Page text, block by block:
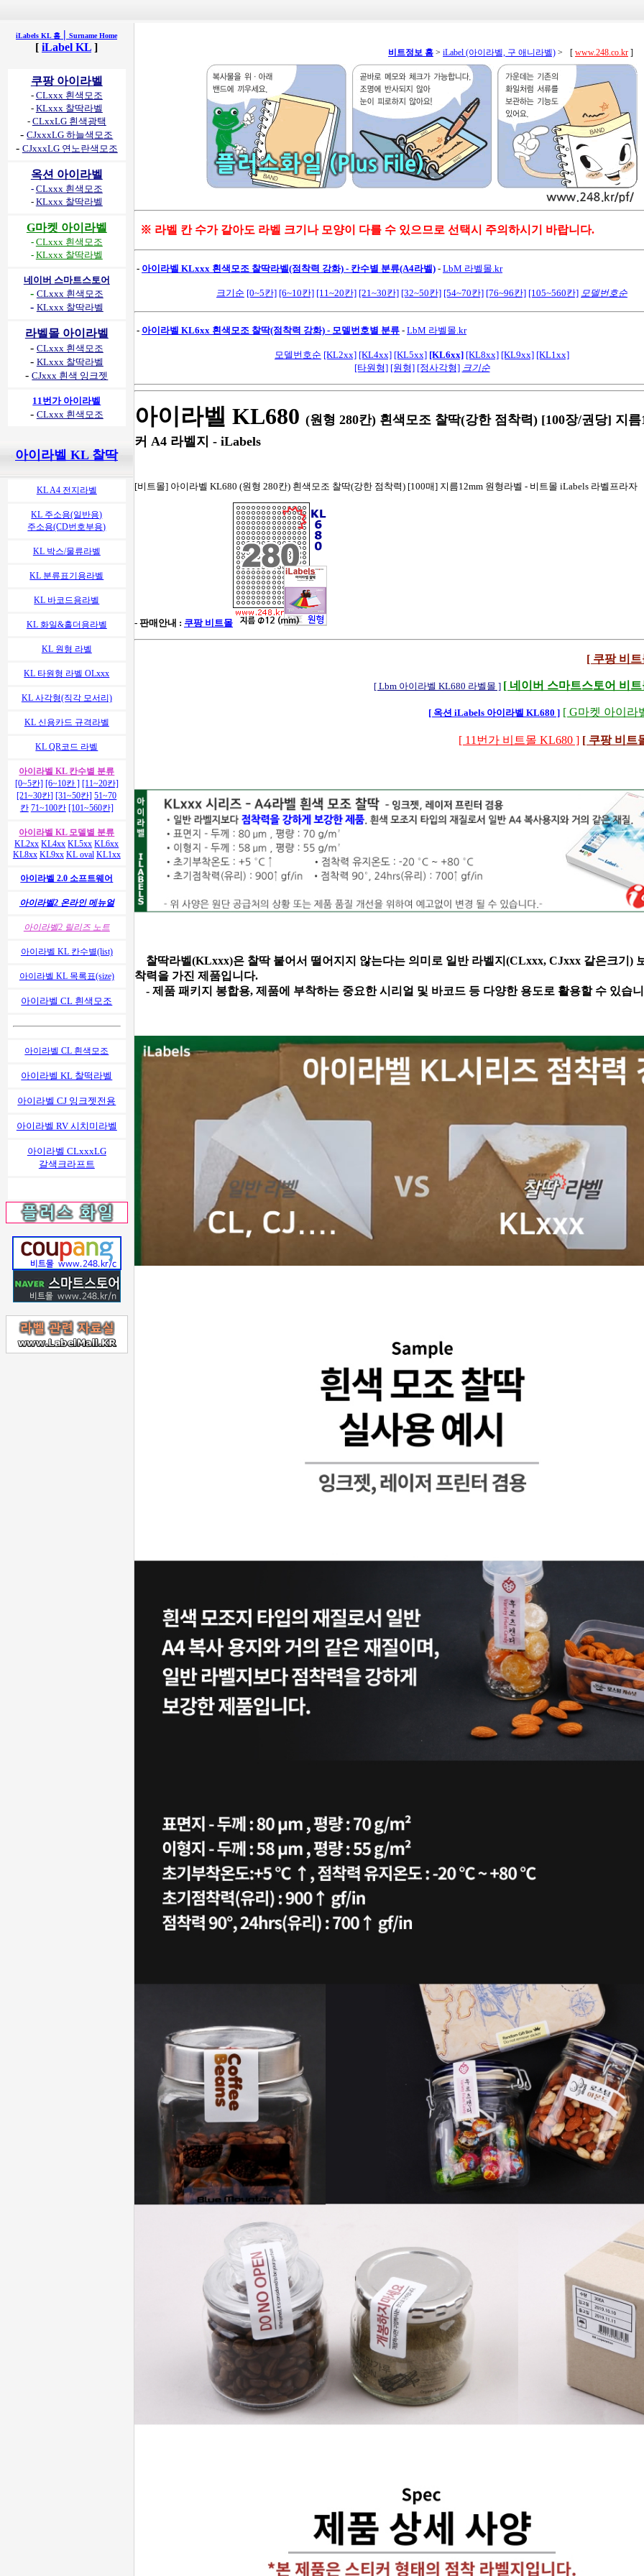
iLabels KL 홈 | Surname Home
[ iLabel KL ]
쿠팡 아이라벨
- CLxxx 흰색모조
- KLxxx 찰딱라벨
- CLxxLG 흰색광택
-CJxxxLG 하늘색모조
- CJxxxLG 연노란색모조
옥션 아이라벨
- CLxxx 흰색모조
- KLxxx 찰딱라벨
G마켓 아이라벨
- CLxxx 흰색모조
- KLxxx 찰딱라벨
네이버 스마트스토어
- CLxxx 흰색모조
- KLxxx 찰딱라벨
라벨몰 아이라벨
- CLxxx 흰색모조
- KLxxx 찰딱라벨
-CJxxx 흰색 잉크젯
11번가 아이라벨
- CLxxx 흰색모조
아이라벨 KL 찰딱
KL A4 전지라벨
KL 주소용(일반용)
주소용(CD번호부용)
KL 박스/물류라벨
KL 분류표기용라벨
KL 바코드용라벨
KL 화일&홀더용라벨
KL 원형 라벨
KL 타원형 라벨 OLxxx
KL 사각형(직각 모서리)
KL 신용카드 규격라벨
KL QR코드 라벨
아이라벨 KL 칸수별 분류
[0~5칸] [6~10칸 ] [11~20칸]
[21~30칸] [31~50칸] 51~70
칸 71~100칸 [101~560칸]
아이라벨 KL 모델별 분류
KL2xx KL4xx KL5xx KL6xx
KL8xx KL9xx KL oval KL1xx
아이라벨 2.0 소프트웨어
아이라벨2 온라인 메뉴얼
아이라벨2 릴리즈 노트
아이라벨 KL 칸수별(list)
아이라벨 KL 목록표(size)
아이라벨 CL 흰색모조
아이라벨 CL 흰색모조
아이라벨 KL 찰떡라벨
아이라벨 CJ 잉크젯전용
아이라벨 RV 시치미라벨
아이라벨 CLxxxLG
갈색크라프트
비트정보 홈 > iLabel (아이라벨, 구 애니라벨) > [ www.248.co.kr ]
※ 라벨 칸 수가 같아도 라벨 크기나 모양이 다를 수 있으므로 선택시 주의하시기 바랍니다.
- 아이라벨 KLxxx 흰색모조 찰딱라벨(점착력 강화) - 칸수별 분류(A4라벨) - LbM 라벨몰.kr
크기순 [0~5칸] [6~10칸] [11~20칸] [21~30칸] [32~50칸] [54~70칸] [76~96칸] [105~560칸] 모델번호순
- 아이라벨 KL6xx 흰색모조 찰딱(점착력 강화) - 모델번호별 분류 - LbM 라벨몰.kr
모델번호순 [KL2xx] [KL4xx] [KL5xx] [KL6xx] [KL8xx] [KL9xx] [KL1xx]
[타원형] [원형] [정사각형] 크기순
아이라벨 KL680 (원형 280칸) 흰색모조 찰딱(강한 점착력) [100장/권당] 지
커 A4 라벨지 - iLabels
[비트몰] 아이라벨 KL680 (원형 280칸) 흰색모조 찰딱(강한 점착력) [100매] 지름12mm 원형라벨 - 비트몰 iLabels 라벨프라자
- 판매안내 : 쿠팡 비트몰
[ 쿠팡 비
[ Lbm 아이라벨 KL680 라벨몰 ] [ 네이버 스마트스토어 비
[ 옥션 iLabels 아이라벨 KL680 ] [ G마켓 아이라
[ 11번가 비트몰 KL680 ] [ 쿠팡 비트
찰딱라벨(KLxxx)은 찰딱 붙어서 떨어지지 않는다는 의미로 일반 라벨지(CLxxx, CJxxx 같은크기)
착력을 가진 제품입니다.
- 제품 패키지 봉합용, 제품에 부착하는 중요한 시리얼 및 바코드 등 다양한 용도로 활용할 수 있습